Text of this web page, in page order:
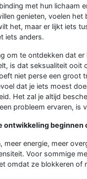
met hun lichaam
genieten, voelen
het, maar er lijkt iets
iets anders.
om te ontdekken dat
is dat seksualiteit
niet perse een groot
dat je iets moest
Het zal je altijd
probleem ervaren, is
ontwikkeling beginnen
meer energie, meer
Voor sommige
omdat ze blokkeren of